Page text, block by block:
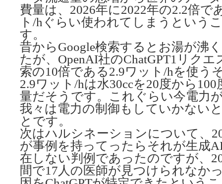
費量は、2026年に2022年の2.2倍で
ト/hぐらい使われてしまうという
す。
昔からGoogle検索するとお湯が沸
たが、OpenAI社のChatGPT1リクエ
索の10倍である2.9ワット/hを使う
2.9ワット/hは水30ccを20度から
量だそうです。これぐらい今電力
我々は電力の制御もしていかない
とです。
次はハルシネーションについて、
が事例を持ってったらそれが生成
在しない判例であったのですが、
間で17人の医師が見つけられなか